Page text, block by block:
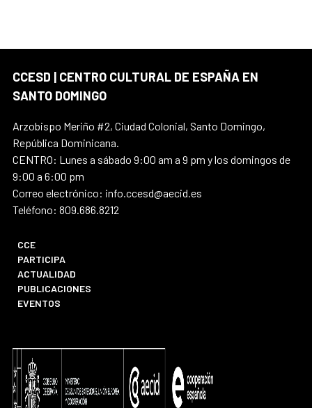
CCESD | CENTRO CULTURAL DE ESPAÑA EN
SANTO DOMINGO
Arzobispo Meriño #2, Ciudad Colonial, Santo Domingo,
República Dominicana.
CENTRO: Lunes a sábado 9:00 am a 9 pm y los domingos de
9:00 a 6:00 pm
Correo electrónico: info.ccesd@aecid.es
Teléfono: 809.686.8212
CCE
PARTICIPA
ACTUALIDAD
PUBLICACIONES
EVENTOS